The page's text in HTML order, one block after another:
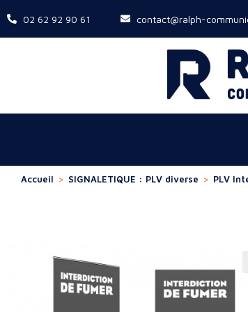
02 62 92 90 61 contact@ralph-
Accueil > SIGNALETIQUE : PLV diverse > PLV